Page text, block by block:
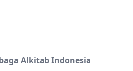
Alkitab Indonesia